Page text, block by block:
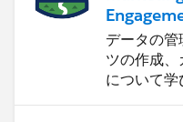
する
データの
ツの作成
について学